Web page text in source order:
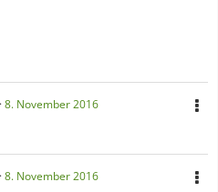
8. November 2016
8. November 2016